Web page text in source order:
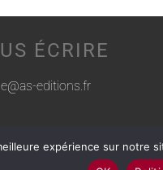
ÉCRIRE
editions.fr
expérience sur